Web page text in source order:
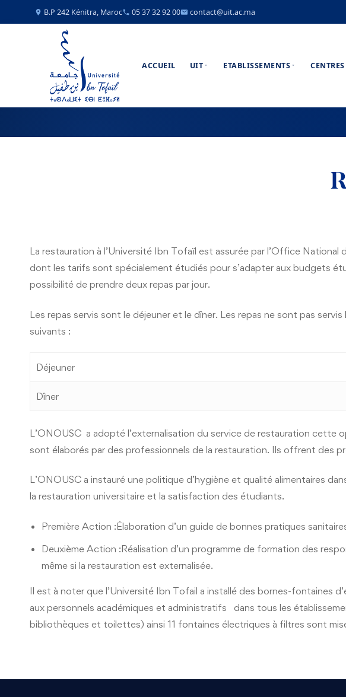
B.P 242 Kénitra, Maroc 05 37 32 92 00 contact@uit.ac.ma
ACCUEIL UIT ETABLISSEMENTS CENTRES
La restauration à l’Université Ibn Tofaïl est assurée par l’Office
dont les tarifs sont spécialement étudiés pour s’adapter aux budgets
possibilité de prendre deux repas par jour.
Les repas servis sont le déjeuner et le dîner. Les repas ne sont pas
suivants :
Déjeuner
Dîner
L’ONOUSC a adopté l’externalisation du service de restauration cette
sont élaborés par des professionnels de la restauration. Ils offrent des
L’ONOUSC a instauré une politique d’hygiène et qualité alimentaires
la restauration universitaire et la satisfaction des étudiants.
Première Action :Élaboration d’un guide de bonnes pratiques
Deuxième Action :Réalisation d’un programme de formation des
même si la restauration est externalisée.
Il est à noter que l’Université Ibn Tofail a installé des bornes-fontaines
aux personnels académiques et administratifs
dans tous les
bibliothèques et toilettes) ainsi 11 fontaines électriques à filtres sont